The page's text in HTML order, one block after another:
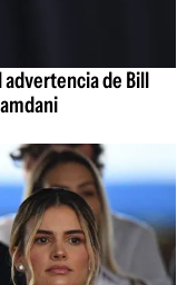
de Bill